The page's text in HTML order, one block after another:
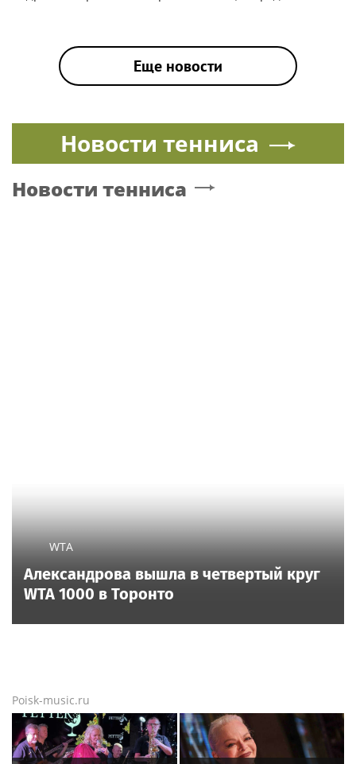
Еще новости
Новости тенниса
Новости тенниса
WTA
Александрова вышла в четвертый круг
WTA 1000 в Торонто
Poisk-music.ru